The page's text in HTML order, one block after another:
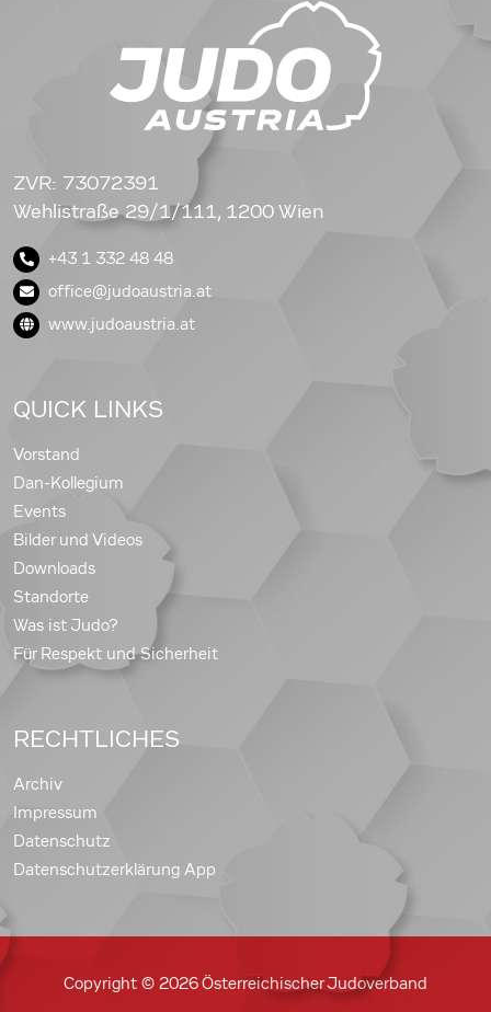
ZVR: 73072391
Wehlistraße 29/1/111, 1200 Wien
+43 1 332 48 48
office@judoaustria.at
www.judoaustria.at
QUICK LINKS
Vorstand
Dan-Kollegium
Events
Bilder und Videos
Downloads
Standorte
Was ist Judo?
Für Respekt und Sicherheit
RECHTLICHES
Archiv
Impressum
Datenschutz
Datenschutzerklärung App
Copyright © 2026 Österreichischer Judoverband